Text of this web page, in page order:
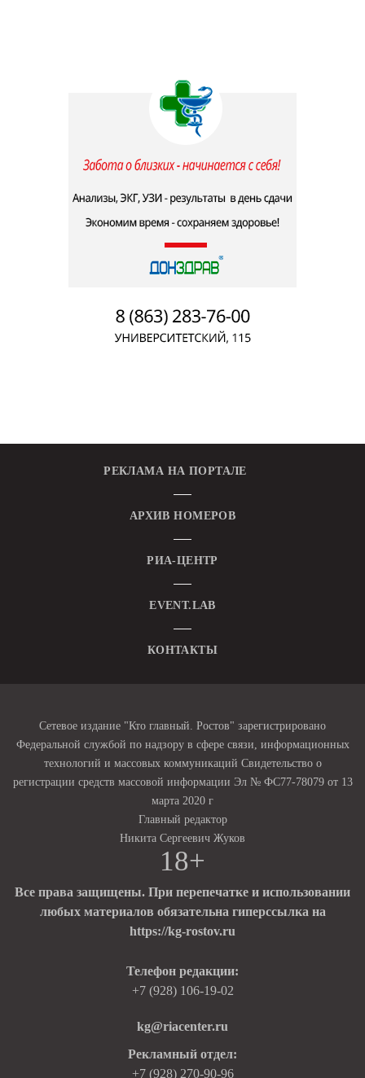
РЕКЛАМА НА ПОРТАЛЕ
АРХИВ НОМЕРОВ
РИА-ЦЕНТР
EVENT.LAB
КОНТАКТЫ
Сетевое издание "Кто главный. Ростов" зарегистрировано
Федеральной службой по надзору в сфере связи, информационных
технологий и массовых коммуникаций Свидетельство о
регистрации средств массовой информации Эл № ФС77-78079 от 13
марта 2020 г
Главный редактор
Никита Сергеевич Жуков
18+
Все права защищены. При перепечатке и использовании
любых материалов обязательна гиперссылка на
https://kg-rostov.ru
Телефон редакции:
+7 (928) 106-19-02
kg@riacenter.ru
Рекламный отдел:
+7 (928) 270-90-96